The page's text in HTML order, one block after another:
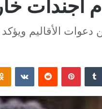
أجندات
دعوات الأقاليم
بينتيريست